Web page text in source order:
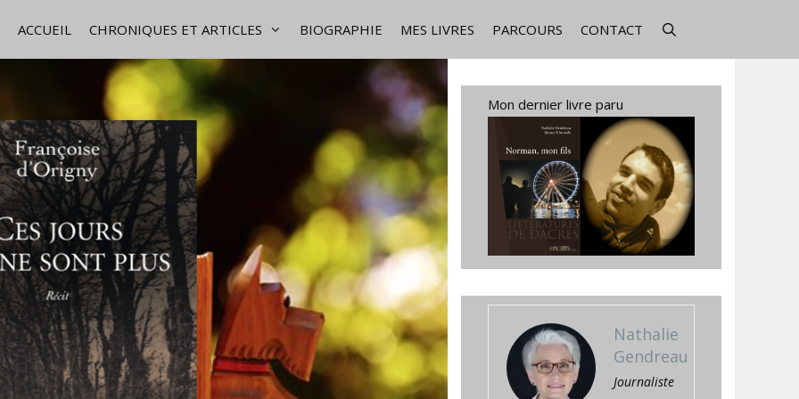
ACCUEIL CHRONIQUES ET ARTICLES BIOGRAPHIE MES LIVRES PARCOURS CONTACT
Mon dernier livre paru
Nathalie
Gendreau
Journaliste